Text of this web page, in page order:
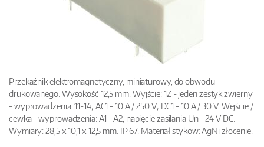
Przekaźnik elektromagnetyczny, miniaturowy, do obwodu
drukowanego. Wysokość 12,5 mm. Wyjście: 1Z - jeden zestyk zwierny
- wyprowadzenia: 11-14; AC1 - 10 A / 250 V; DC1 - 10 A / 30 V. Wejście /
cewka - wyprowadzenia: A1 - A2, napięcie zasilania Un - 24 V DC.
Wymiary: 28,5 x 10,1 x 12,5 mm. IP 67. Materiał styków: AgNi złocenie.